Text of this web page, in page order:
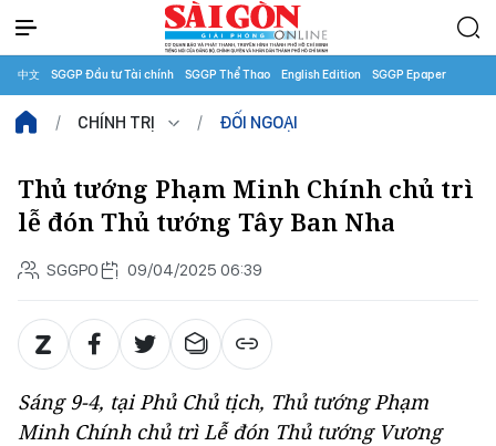
中文 SGGP Đầu tư Tài chính SGGP Thể Thao English Edition SGGP Epaper
CHÍNH TRỊ ĐỐI NGOẠI
Thủ tướng Phạm Minh Chính chủ trì
lễ đón Thủ tướng Tây Ban Nha
SGGPO 09/04/2025 06:39
Sáng 9-4, tại Phủ Chủ tịch, Thủ tướng Phạm
Minh Chính chủ trì Lễ đón Thủ tướng Vương